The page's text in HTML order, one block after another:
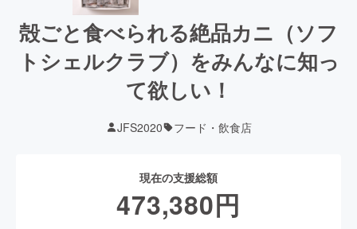
殻ごと食べられる絶品カニ（ソフ
トシェルクラブ）をみんなに知っ
て欲しい！
JFS2020 フード・飲食店
現在の支援総額
473,380円